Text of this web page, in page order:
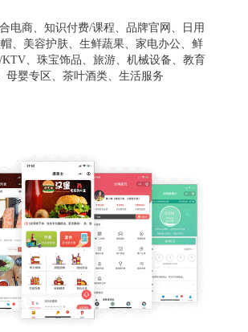
电商、知识付费/课程、品牌官网、日用
、美容护肤、生鲜蔬果、家电办公、鲜
、珠宝饰品、旅游、机械设备、教育
母婴专区、茶叶酒类、生活服务